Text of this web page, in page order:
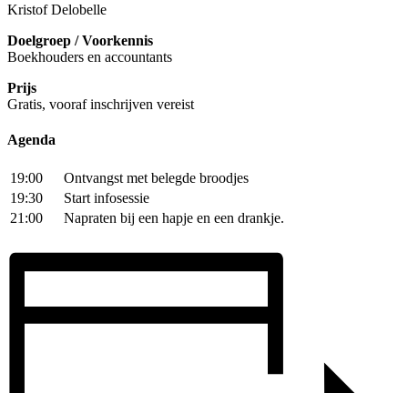
Kristof Delobelle
Doelgroep / Voorkennis
Boekhouders en accountants
Prijs
Gratis, vooraf inschrijven vereist
Agenda
19:00
Ontvangst met belegde broodjes
19:30
Start infosessie
21:00
Napraten bij een hapje en een drankje.